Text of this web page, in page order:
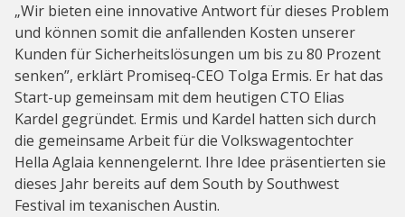
„Wir bieten eine innovative Antwort für dieses Problem
und können somit die anfallenden Kosten unserer
Kunden für Sicherheitslösungen um bis zu 80 Prozent
senken”, erklärt Promiseq-CEO Tolga Ermis. Er hat das
Start-up gemeinsam mit dem heutigen CTO Elias
Kardel gegründet. Ermis und Kardel hatten sich durch
die gemeinsame Arbeit für die Volkswagentochter
Hella Aglaia kennengelernt. Ihre Idee präsentierten sie
dieses Jahr bereits auf dem South by Southwest
Festival im texanischen Austin.